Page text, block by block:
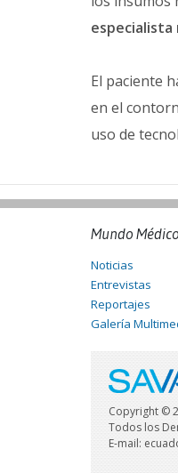
especialista
El paciente
en el
uso de
Mundo Médico
Noticias
Entrevistas
Reportajes
Galería
Copyright ©
Todos los
E-mail: